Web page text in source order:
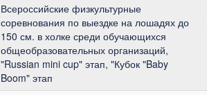
Всероссийские физкультурные
соревнования по выездке на лошадях до
150 см. в холке среди обучающихся
общеобразовательных организаций,
"Russian mini cup" этап, "Кубок "Baby
Boom" этап